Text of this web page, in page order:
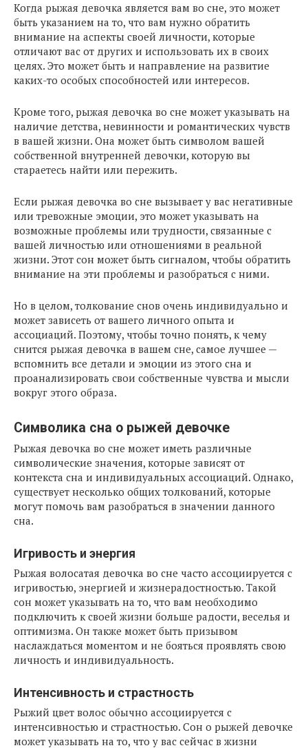
Когда рыжая девочка является вам во сне, это может
быть указанием на то, что вам нужно обратить
внимание на аспекты своей личности, которые
отличают вас от других и использовать их в своих
целях. Это может быть и направление на развитие
каких-то особых способностей или интересов.
Кроме того, рыжая девочка во сне может указывать на
наличие детства, невинности и романтических чувств
в вашей жизни. Она может быть символом вашей
собственной внутренней девочки, которую вы
стараетесь найти или пережить.
Если рыжая девочка во сне вызывает у вас негативные
или тревожные эмоции, это может указывать на
возможные проблемы или трудности, связанные с
вашей личностью или отношениями в реальной
жизни. Этот сон может быть сигналом, чтобы обратить
внимание на эти проблемы и разобраться с ними.
Но в целом, толкование снов очень индивидуально и
может зависеть от вашего личного опыта и
ассоциаций. Поэтому, чтобы точно понять, к чему
снится рыжая девочка в вашем сне, самое лучшее —
вспомнить все детали и эмоции из этого сна и
проанализировать свои собственные чувства и мысли
вокруг этого образа.
Символика сна о рыжей девочке
Рыжая девочка во сне может иметь различные
символические значения, которые зависят от
контекста сна и индивидуальных ассоциаций. Однако,
существует несколько общих толкований, которые
могут помочь вам разобраться в значении данного
сна.
Игривость и энергия
Рыжая волосатая девочка во сне часто ассоциируется с
игривостью, энергией и жизнерадостностью. Такой
сон может указывать на то, что вам необходимо
подключить к своей жизни больше радости, веселья и
оптимизма. Он также может быть призывом
наслаждаться моментом и не бояться проявлять свою
личность и индивидуальность.
Интенсивность и страстность
Рыжий цвет волос обычно ассоциируется с
интенсивностью и страстностью. Сон о рыжей девочке
может указывать на то, что у вас сейчас в жизни